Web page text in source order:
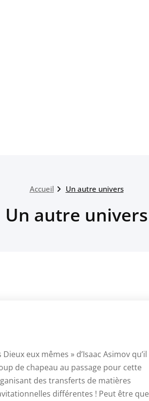
Accueil Un autre univers
Un autre univers
eux mêmes » d’Isaac Asimov qu’il
de chapeau au passage pour cette
des transferts de matières
différentes ! Peut être que